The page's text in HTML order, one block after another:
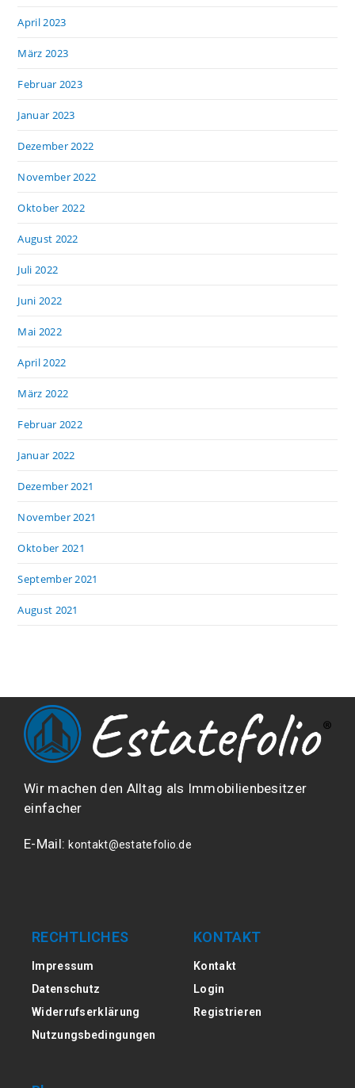
April 2023
März 2023
Februar 2023
Januar 2023
Dezember 2022
November 2022
Oktober 2022
August 2022
Juli 2022
Juni 2022
Mai 2022
April 2022
März 2022
Februar 2022
Januar 2022
Dezember 2021
November 2021
Oktober 2021
September 2021
August 2021
Wir machen den Alltag als Immobilienbesitzer
einfacher
E-Mail:kontakt@estatefolio.de
RECHTLICHES
Impressum
Datenschutz
Widerrufserklärung
Nutzungsbedingungen
KONTAKT
Kontakt
Login
Registrieren